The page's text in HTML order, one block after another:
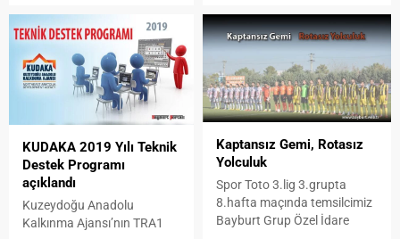
Türklerin Anadolu’daki ilk
fetih ve iskan alanlarından
biri olan Bayburt, kent olarak
tarihin her döneminde askeri
bir nokta, konaklama
merkezi, önemli bir kültür ve
ticaret merkezi olma
özeliklerini korumuş ve Türk
tarihinde özel bir...
milletindir’ dedikten sonra hiç
kimse başka heveslerin
peşine düşmesin.” dedi.
Emekli 103 amiral Montrö
Boğazlar Sözleşmesi ve
laiklik vurgusu yapılarak
yayınladı. Yayınlanan
bildiriye...
KUDAKA 2019 Yılı Teknik
Destek Programı
açıklandı
Kuzeydoğu Anadolu
Kalkınma Ajansı’nın TRA1
Kaptansız Gemi, Rotasız
Yolculuk
Spor Toto 3.lig 3.grupta
8.hafta maçında temsilcimiz
Bayburt Grup Özel İdare